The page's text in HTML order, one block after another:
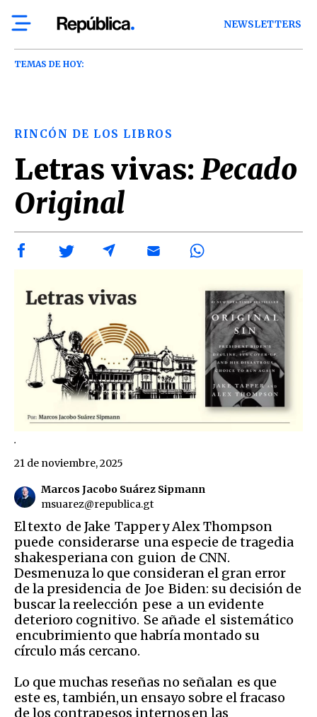
NEWSLETTERS
TEMAS DE HOY:
RINCÓN DE LOS LIBROS
Letras vivas:Pecado
Original
.
Marcos Jacobo Suárez Sipmann
msuarez@republica.gt
21 de noviembre, 2025
El texto de Jake Tapper y Alex Thompson
puede considerarse una especie de tragedia
shakesperiana con guion de CNN.
Desmenuza lo que consideran el gran error
de la presidencia de Joe Biden: su decisión de
buscar la reelección pese a un evidente
deterioro cognitivo. Se añade el sistemático
encubrimiento que habría montado su
círculo más cercano.
Lo que muchas reseñas no señalan es que
este es, también, un ensayo sobre el fracaso
de los contrapesos internos en las